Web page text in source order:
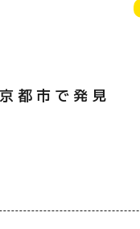
都市で発見